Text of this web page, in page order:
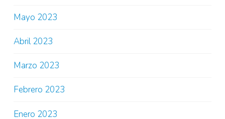
Mayo 2023
Abril 2023
Marzo 2023
Febrero 2023
Enero 2023